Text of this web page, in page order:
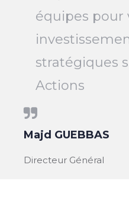
équipes pour
stratégiques
Actions
Majd GUEBBAS
Directeur Général